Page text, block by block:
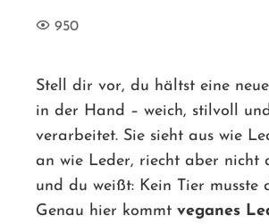
950
Stell dir vor, du hältst eine
in der Hand – weich, stilvoll
verarbeitet. Sie sieht aus wie
an wie Leder, riecht aber nicht
und du weißt: Kein Tier musste
Genau hier kommt veganes